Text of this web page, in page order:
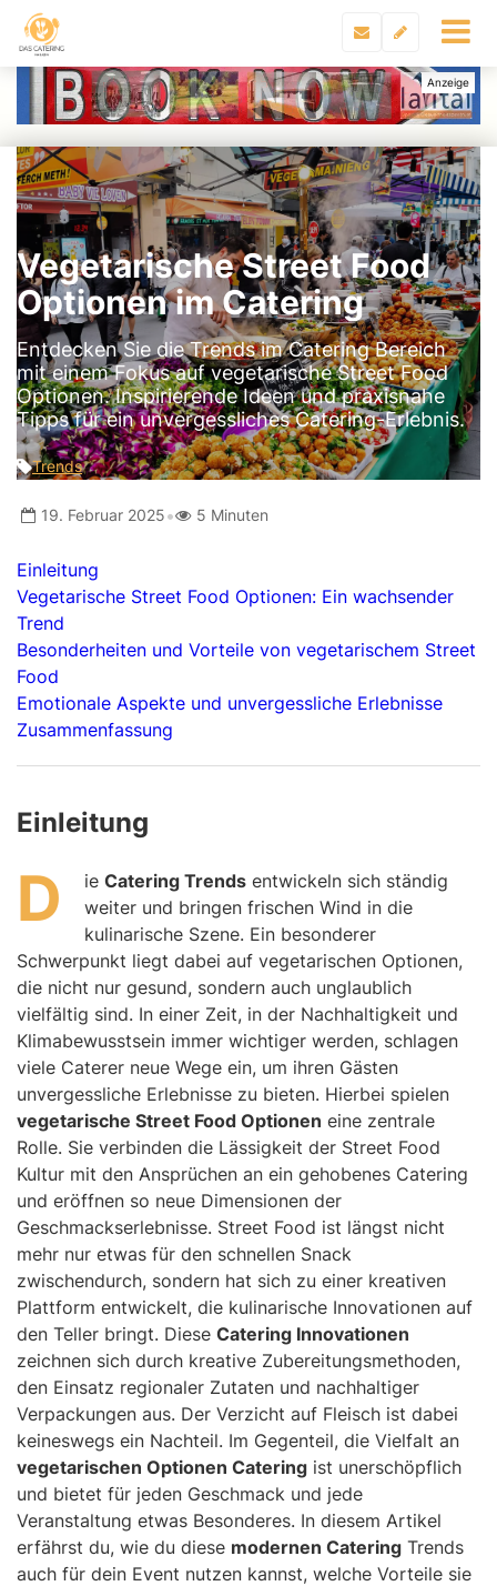
Vegetarische Street Food
Optionen im Catering
Entdecken Sie die Trends im Catering Bereich
mit einem Fokus auf vegetarische Street Food
Optionen. Inspirierende Ideen und praxisnahe
Tipps für ein unvergessliches Catering-Erlebnis.
Trends
19. Februar 2025• 5 Minuten
Einleitung
Vegetarische Street Food Optionen: Ein wachsender
Trend
Besonderheiten und Vorteile von vegetarischem Street
Food
Emotionale Aspekte und unvergessliche Erlebnisse
Zusammenfassung
Einleitung
D ie Catering Trends entwickeln sich ständig
weiter und bringen frischen Wind in die
kulinarische Szene. Ein besonderer
Schwerpunkt liegt dabei auf vegetarischen Optionen,
die nicht nur gesund, sondern auch unglaublich
vielfältig sind. In einer Zeit, in der Nachhaltigkeit und
Klimabewusstsein immer wichtiger werden, schlagen
viele Caterer neue Wege ein, um ihren Gästen
unvergessliche Erlebnisse zu bieten. Hierbei spielen
vegetarische Street Food Optionen eine zentrale
Rolle. Sie verbinden die Lässigkeit der Street Food
Kultur mit den Ansprüchen an ein gehobenes Catering
und eröffnen so neue Dimensionen der
Geschmackserlebnisse. Street Food ist längst nicht
mehr nur etwas für den schnellen Snack
zwischendurch, sondern hat sich zu einer kreativen
Plattform entwickelt, die kulinarische Innovationen auf
den Teller bringt. Diese Catering Innovationen
zeichnen sich durch kreative Zubereitungsmethoden,
den Einsatz regionaler Zutaten und nachhaltiger
Verpackungen aus. Der Verzicht auf Fleisch ist dabei
keineswegs ein Nachteil. Im Gegenteil, die Vielfalt an
vegetarischen Optionen Catering ist unerschöpflich
und bietet für jeden Geschmack und jede
Veranstaltung etwas Besonderes. In diesem Artikel
erfährst du, wie du diese modernen Catering Trends
auch für dein Event nutzen kannst, welche Vorteile sie